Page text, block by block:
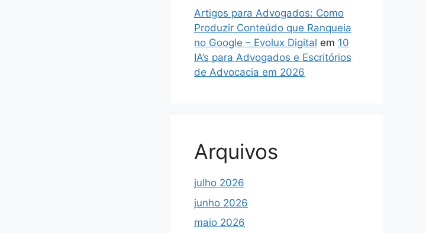
Artigos para Advogados: Como
Produzir Conteúdo que Ranqueia
no Google – Evolux Digital em 10
IA’s para Advogados e Escritórios
de Advocacia em 2026
Arquivos
julho 2026
junho 2026
maio 2026